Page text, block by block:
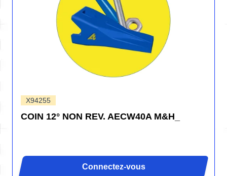
X94255
COIN 12° NON REV. AECW40A M&H_
Connectez-vous